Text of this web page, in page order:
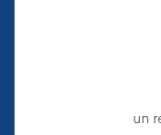
un